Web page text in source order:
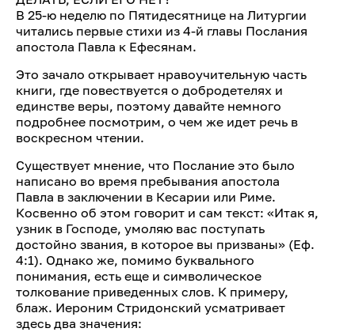
В 25-ю неделю по Пятидесятнице на Литургии
читались первые стихи из 4-й главы Послания
апостола Павла к Ефесянам.
Это зачало открывает нравоучительную часть
книги, где повествуется о добродетелях и
единстве веры, поэтому давайте немного
подробнее посмотрим, о чем же идет речь в
воскресном чтении.
Существует мнение, что Послание это было
написано во время пребывания апостола
Павла в заключении в Кесарии или Риме.
Косвенно об этом говорит и сам текст: «Итак я,
узник в Господе, умоляю вас поступать
достойно звания, в которое вы призваны» (Еф.
4:1). Однако же, помимо буквального
понимания, есть еще и символическое
толкование приведенных слов. К примеру,
блаж. Иероним Стридонский усматривает
здесь два значения: